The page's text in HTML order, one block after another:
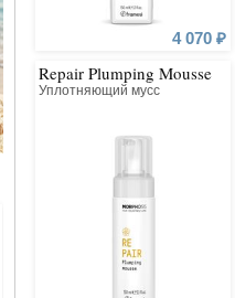
D.S. Kerato-Reducing
4 070 ₽
Repair Plumping Mousse
Уплотняющий мусс